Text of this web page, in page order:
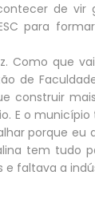
de
para
Como que
de
construir
E o
porque
tem tudo
e faltava a